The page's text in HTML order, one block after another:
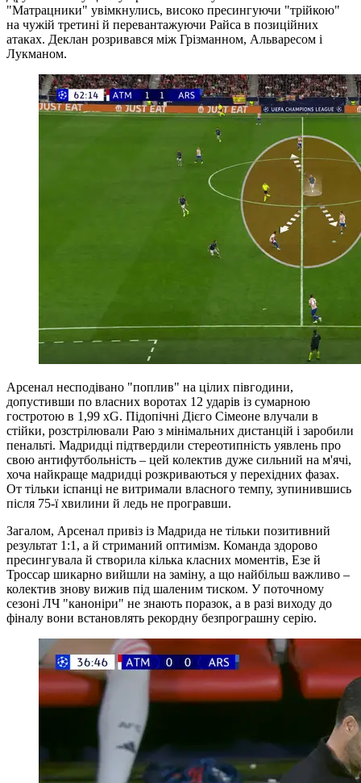
"Матрацники" увімкнулись, високо пресингуючи "трійкою"
на чужій третині й перевантажуючи Райса в позиційних
атаках. Деклан розривався між Грізманном, Альваресом і
Лукманом.
Арсенал несподівано "поплив" на цілих півгодини,
допустивши по власних воротах 12 ударів із сумарною
гостротою в 1,99 xG. Підопічні Дієго Сімеоне влучали в
стійки, розстрілювали Раю з мінімальних дистанцій і заробили
пенальті. Мадридці підтвердили стереотипність уявлень про
свою антифутбольність – цей колектив дуже сильний на м'ячі,
хоча найкраще мадридці розкриваються у перехідних фазах.
От тільки іспанці не витримали власного темпу, зупинившись
після 75-ї хвилини й ледь не програвши.
Загалом, Арсенал привіз із Мадрида не тільки позитивний
результат 1:1, а й стриманий оптимізм. Команда здорово
пресингувала й створила кілька класних моментів, Езе й
Троссар шикарно вийшли на заміну, а що найбільш важливо –
колектив знову вижив під шаленим тиском. У поточному
сезоні ЛЧ "каноніри" не знають поразок, а в разі виходу до
фіналу вони встановлять рекордну безпрограшну серію.